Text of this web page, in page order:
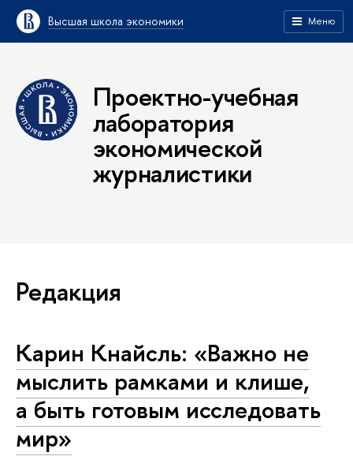
Высшая школа экономики Меню
Проектно-учебная
лаборатория
экономической
журналистики
Редакция
Карин Кнайсль: «Важно не
мыслить рамками и клише,
а быть готовым исследовать
мир»